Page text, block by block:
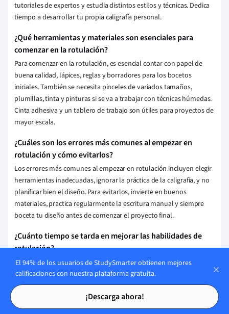
Tarjetas de estudio
Tarjetas de estudio
tutoriales de expertos y estudia distintos estilos y técnicas. Dedica
tiempo a desarrollar tu propia caligrafía personal.
¿Qué herramientas y materiales son esenciales para
comenzar en la rotulación?
Para comenzar en la rotulación, es esencial contar con papel de
buena calidad, lápices, reglas y borradores para los bocetos
iniciales. También se necesita pinceles de variados tamaños,
plumillas, tinta y pinturas si se va a trabajar con técnicas húmedas.
Cinta adhesiva y un tablero de trabajo son útiles para proyectos de
mayor escala.
¿Cuáles son los errores más comunes al empezar en
rotulación y cómo evitarlos?
Los errores más comunes al empezar en rotulación incluyen elegir
herramientas inadecuadas, ignorar la práctica de la caligrafía, y no
planificar bien el diseño. Para evitarlos, invierte en buenos
materiales, practica regularmente la escritura manual y siempre
boceta tu diseño antes de comenzar el proyecto final.
¿Cuánto tiempo se tarda en mejorar las habilidades de
rotulación?
El tiempo necesario para mejorar las habilidades de rotulación
varía según la dedicación y práctica del individuo, pero
generalmente se pueden notar avances significativos con una
práctica consistente de unos pocos meses. La mejora continua y el
dominio completo pueden requerir años de experiencia.
El 94% de los usuarios de StudySmarter obtienen mejores
calificaciones con nuestra plataforma gratuita.
¡Descarga ahora!